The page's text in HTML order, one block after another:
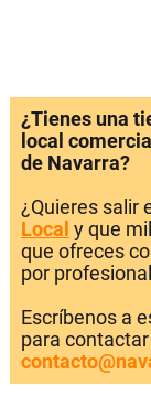
¿Tienes una
local
de Navarra?
¿Quieres salir
Local y que
que ofreces
por
Escríbenos a
para